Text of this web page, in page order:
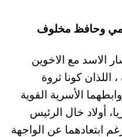
وحافظ مخلوف
الاسد مع الاخوين
كونا ثروة
الأسرية القوية
أولاد خال الرئيس
ابتعادهما عن الواجهة